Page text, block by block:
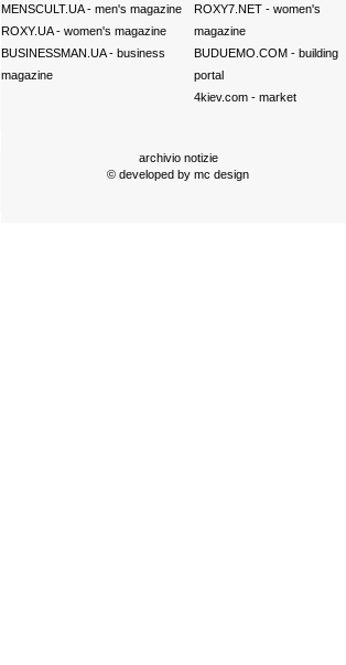
MENSCULT.UA- men's magazine
ROXY.UA- women's magazine
BUSINESSMAN.UA- business
magazine
ROXY7.NET- women's
magazine
BUDUEMO.COM- building
portal
4kiev.com- market
archivio notizie
© developed by mc design